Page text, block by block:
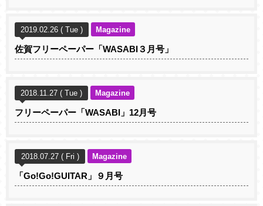
2019.02.26 ( Tue ) Magazine
佐賀フリーペーパー「WASABI３月号」
2018.11.27 ( Tue ) Magazine
フリーペーパー「WASABI」12月号
2018.07.27 ( Fri ) Magazine
「Go!Go!GUITAR」９月号